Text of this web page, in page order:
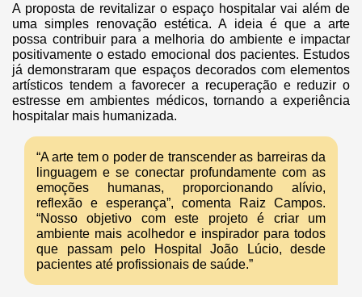
A proposta de revitalizar o espaço hospitalar vai além de
uma simples renovação estética. A ideia é que a arte
possa contribuir para a melhoria do ambiente e impactar
positivamente o estado emocional dos pacientes. Estudos
já demonstraram que espaços decorados com elementos
artísticos tendem a favorecer a recuperação e reduzir o
estresse em ambientes médicos, tornando a experiência
hospitalar mais humanizada.
“A arte tem o poder de transcender as barreiras da
linguagem e se conectar profundamente com as
emoções humanas, proporcionando alívio,
reflexão e esperança”, comenta Raiz Campos.
“Nosso objetivo com este projeto é criar um
ambiente mais acolhedor e inspirador para todos
que passam pelo Hospital João Lúcio, desde
pacientes até profissionais de saúde.”